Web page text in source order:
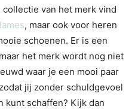
van het merk vind
, maar ook voor heren
schoenen. Er is een
het merk wordt nog niet
waar je een mooi paar
jij zonder schuldgevoel
kunt schaffen? Kijk dan